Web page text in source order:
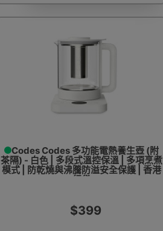
Codes Codes 多功能電熱養生壺 (附
茶隔) - 白色 | 多段式溫控保溫 | 多項烹煮
模式 | 防乾燒與沸騰防溢安全保護 | 香港
行貨
$399